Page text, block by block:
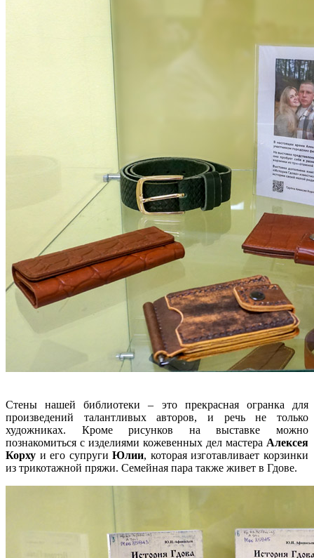
Стены нашей библиотеки – это прекрасная огранка для
произведений талантливых авторов, и речь не только
художниках. Кроме рисунков на выставке можно
познакомиться с изделиями кожевенных дел мастера Алексея
Корху и его супругиЮлии, которая изготавливает корзинки
из трикотажной пряжи. Семейная пара также живет в Гдове.